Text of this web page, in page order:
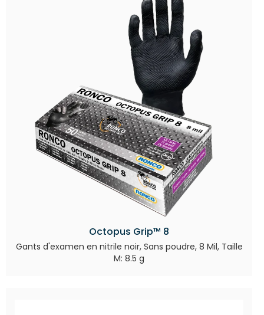
Octopus Grip™ 8
Gants d'examen en nitrile noir, Sans poudre, 8 Mil, Taille
M: 8.5 g